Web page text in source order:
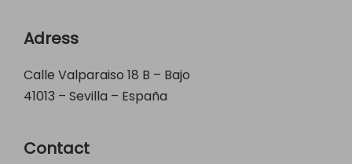
Adress
Calle Valparaiso 18 B – Bajo
41013 – Sevilla – España
Contact